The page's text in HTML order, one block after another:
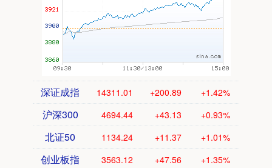
深证成指 14311.01 +200.89 +1.42%
沪深300 4694.44 +43.13 +0.93%
北证50 1134.24 +11.37 +1.01%
创业板指 3563.12 +47.56 +1.35%